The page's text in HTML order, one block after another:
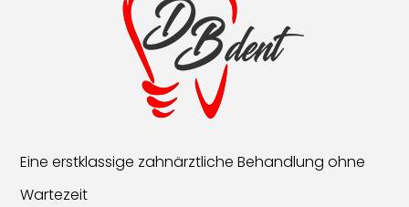
Eine erstklassige zahnärztliche Behandlung ohne
Wartezeit